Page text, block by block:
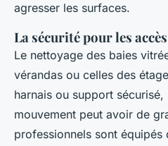
agresser les surfaces.
La sécurité pour les
Le nettoyage des baies
vérandas ou celles des
harnais ou support
mouvement peut avoir de
professionnels sont équipés